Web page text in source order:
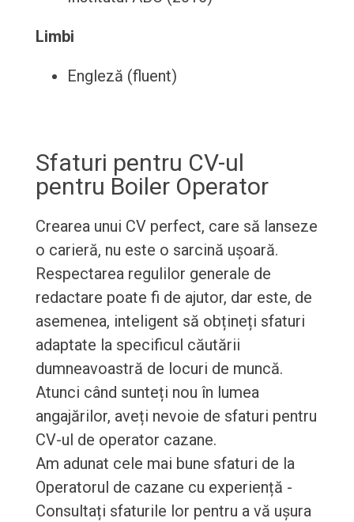
Limbi
Engleză (fluent)
Sfaturi pentru CV-ul
pentru Boiler Operator
Crearea unui CV perfect, care să lanseze
o carieră, nu este o sarcină ușoară.
Respectarea regulilor generale de
redactare poate fi de ajutor, dar este, de
asemenea, inteligent să obțineți sfaturi
adaptate la specificul căutării
dumneavoastră de locuri de muncă.
Atunci când sunteți nou în lumea
angajărilor, aveți nevoie de sfaturi pentru
CV-ul de operator cazane.
Am adunat cele mai bune sfaturi de la
Operatorul de cazane cu experiență -
Consultați sfaturile lor pentru a vă ușura